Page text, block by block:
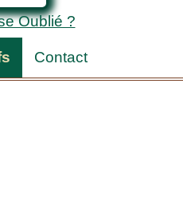
Oublié ?
Contact